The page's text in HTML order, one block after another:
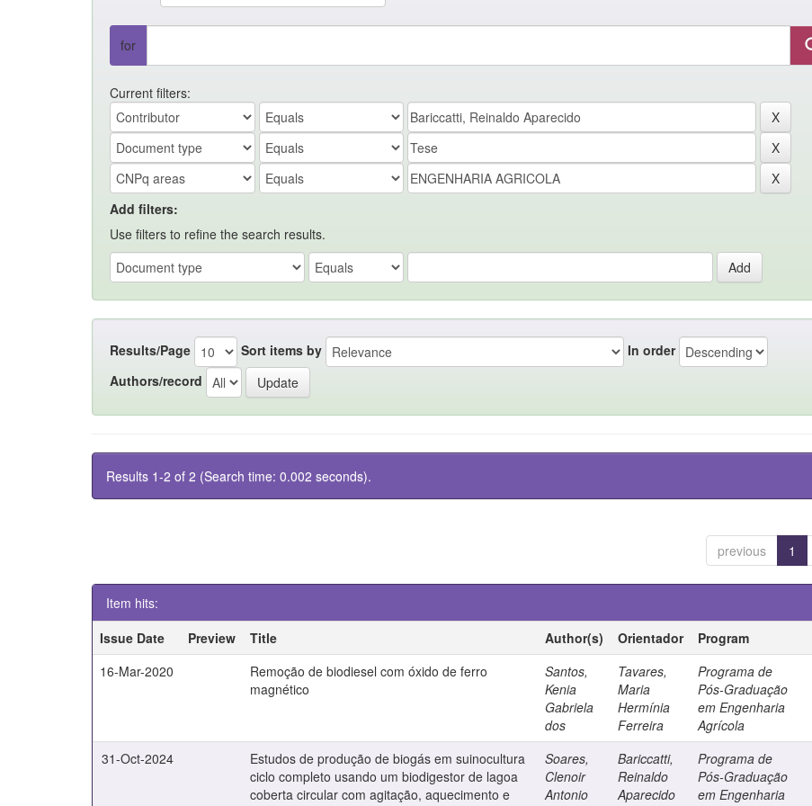
for
Current filters:
Add filters:
Use filters to refine the search results.
Results/Page Sort items by
In order
Authors/record
Results 1-2 of 2 (Search time: 0.002 seconds).
previous 1
Item hits:
Issue Date
Preview Title Author(s) Orientador Program
16-Mar-2020
Remoção de biodiesel com óxido de ferro
magnético
Santos,
Kenia
Gabriela
dos
Tavares,
Maria
Hermínia
Ferreira
Programa de
Pós-Graduação
em Engenharia
Agrícola
31-Oct-2024
Estudos de produção de biogás em suinocultura
ciclo completo usando um biodigestor de lagoa
coberta circular com agitação, aquecimento e
Soares,
Clenoir
Antonio
Bariccatti,
Reinaldo
Aparecido
Programa de
Pós-Graduação
em Engenharia